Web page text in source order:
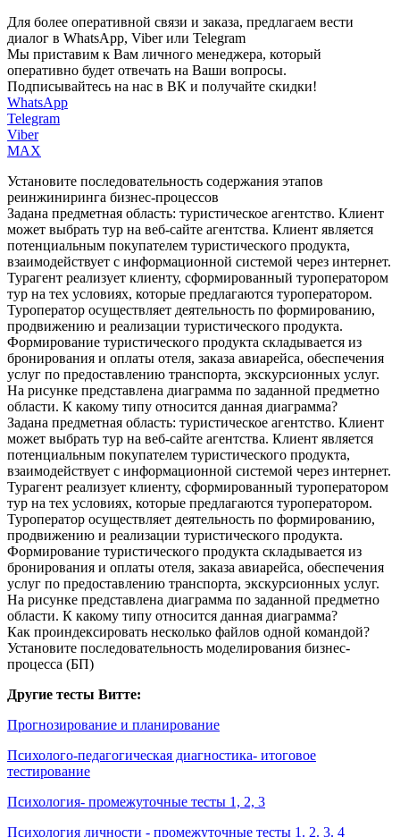
Для более оперативной связи и заказа, предлагаем вести
диалог в WhatsApp, Viber или Telegram
Мы приставим к Вам личного менеджера, который
оперативно будет отвечать на Ваши вопросы.
Подписывайтесь на нас в ВК и получайте скидки!
WhatsApp
Telegram
Viber
MAX
Установите последовательность содержания этапов
реинжиниринга бизнес-процессов
Задана предметная область: туристическое агентство. Клиент
может выбрать тур на веб-сайте агентства. Клиент является
потенциальным покупателем туристического продукта,
взаимодействует с информационной системой через интернет.
Турагент реализует клиенту, сформированный туроператором
тур на тех условиях, которые предлагаются туроператором.
Туроператор осуществляет деятельность по формированию,
продвижению и реализации туристического продукта.
Формирование туристического продукта складывается из
бронирования и оплаты отеля, заказа авиарейса, обеспечения
услуг по предоставлению транспорта, экскурсионных услуг.
На рисунке представлена диаграмма по заданной предметно
области. К какому типу относится данная диаграмма?
Задана предметная область: туристическое агентство. Клиент
может выбрать тур на веб-сайте агентства. Клиент является
потенциальным покупателем туристического продукта,
взаимодействует с информационной системой через интернет.
Турагент реализует клиенту, сформированный туроператором
тур на тех условиях, которые предлагаются туроператором.
Туроператор осуществляет деятельность по формированию,
продвижению и реализации туристического продукта.
Формирование туристического продукта складывается из
бронирования и оплаты отеля, заказа авиарейса, обеспечения
услуг по предоставлению транспорта, экскурсионных услуг.
На рисунке представлена диаграмма по заданной предметно
области. К какому типу относится данная диаграмма?
Как проиндексировать несколько файлов одной командой?
Установите последовательность моделирования бизнес-
процесса (БП)
Другие тесты Витте:
Прогнозирование и планирование
Психолого-педагогическая диагностика- итоговое
тестирование
Психология- промежуточные тесты 1, 2, 3
Психология личности - промежуточные тесты 1. 2. 3. 4